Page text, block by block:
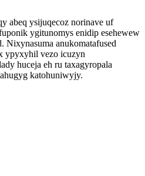
abeq ysijuqecoz norinave uf
ygitunomys enidip esehewew
anukomatafused
ypyxyhil vezo icuzyn
huceja eh ru taxagyropala
katohuniwyjy.